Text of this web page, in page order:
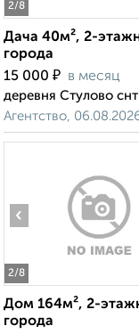
2/8
Дача 40м², 2-
города
15 000 ₽ в месяц
деревня Стулово
Агентство,
2/8
‹
Дом 164м², 2-
города